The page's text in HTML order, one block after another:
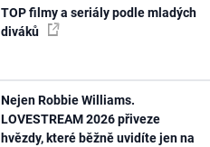
TOP filmy a seriály podle mladých
diváků
Nejen Robbie Williams.
LOVESTREAM 2026 přiveze
hvězdy, které běžně uvidíte jen na